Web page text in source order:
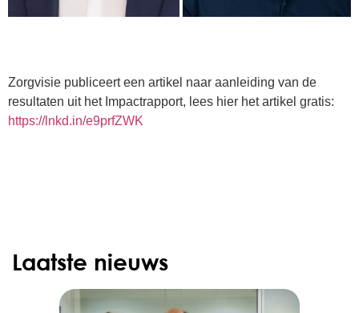
Zorgvisie publiceert een artikel naar aanleiding van de
resultaten uit het Impactrapport, lees hier het artikel gratis:
https://lnkd.in/e9prfZWK
Laatste nieuws